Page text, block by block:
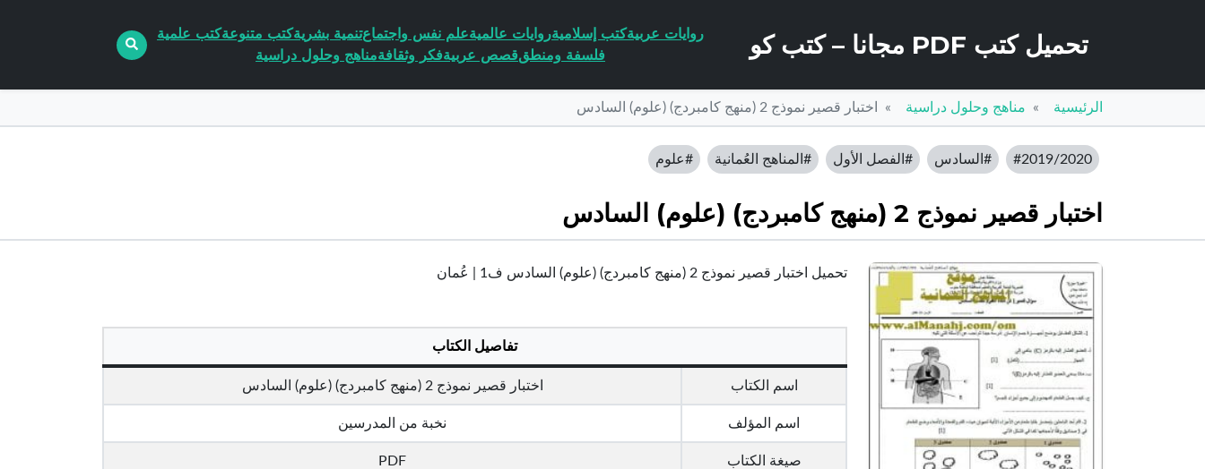
تحميل كتب PDF مجانا – كتب كو روايات عربيةكتب إسلاميةروايات عالميةعلم نفس واجتماعتنمية بشريةكتب متنوعةكتب علمية
فلسفة ومنطققصص عربيةفكر وثقافةمناهج وحلول دراسية
الرئيسية مناهج وحلول دراسية اختبار قصير نموذج 2 (منهج كامبردج) (علوم) السادس
#2019/2020 #السادس #الفصل الأول #المناهج العُمانية #علوم
اختبار قصير نموذج 2 (منهج كامبردج) (علوم) السادس
تحميل اختبار قصير نموذج 2 (منهج كامبردج) (علوم) السادس ف1 | عُمان
تفاصيل الكتاب
اسم الكتاب اختبار قصير نموذج 2 (منهج كامبردج) (علوم) السادس
اسم المؤلف نخبة من المدرسين
صيغة الكتاب PDF